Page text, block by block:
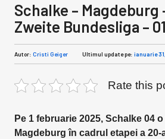
Schalke – Magdeburg
Zweite Bundesliga –
Autor: Cristi Geiger Ultimul update pe: ianuarie
Rate this
Pe 1 februarie 2025, Schalke 04
Magdeburg în cadrul etapei a